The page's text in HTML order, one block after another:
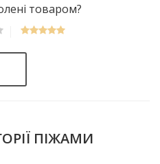
товаром?
ПІЖАМИ